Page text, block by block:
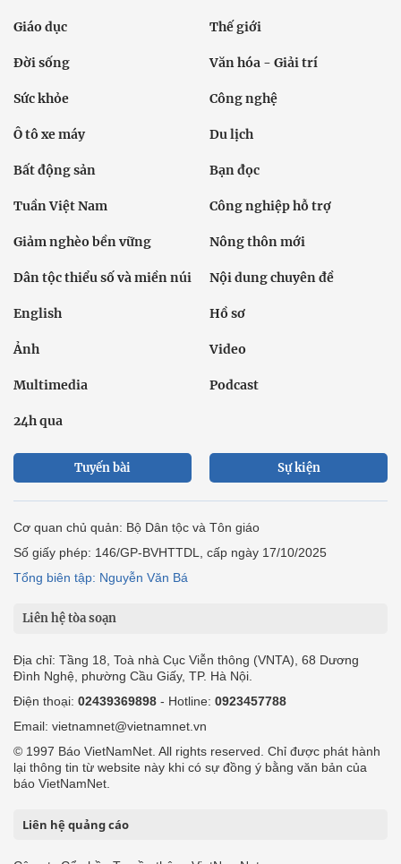
Giáo dục Thế giới
Đời sống Văn hóa - Giải trí
Sức khỏe Công nghệ
Ô tô xe máy Du lịch
Bất động sản Bạn đọc
Tuần Việt Nam Công nghiệp hỗ trợ
Giảm nghèo bền vững Nông thôn mới
Dân tộc thiểu số và miền núi Nội dung chuyên đề
English Hồ sơ
Ảnh Video
Multimedia Podcast
24h qua
Tuyến bài Sự kiện
Cơ quan chủ quản: Bộ Dân tộc và Tôn giáo
Số giấy phép: 146/GP-BVHTTDL, cấp ngày 17/10/2025
Tổng biên tập: Nguyễn Văn Bá
Liên hệ tòa soạn
Địa chỉ: Tầng 18, Toà nhà Cục Viễn thông (VNTA), 68 Dương
Đình Nghệ, phường Cầu Giấy, TP. Hà Nội.
Điện thoại: 02439369898 - Hotline: 0923457788
Email: vietnamnet@vietnamnet.vn
© 1997 Báo VietNamNet. All rights reserved. Chỉ được phát hành
lại thông tin từ website này khi có sự đồng ý bằng văn bản của
báo VietNamNet.
Liên hệ quảng cáo